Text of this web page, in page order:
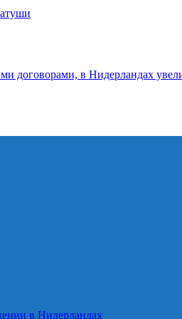
договорами, в Нидерландах
в Нидерландах